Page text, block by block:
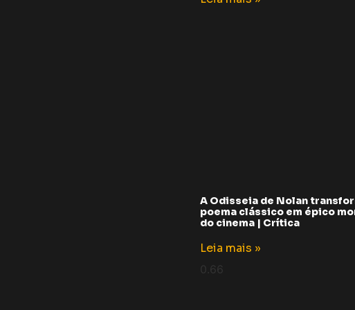
A Odisseia de Nolan
poema clássico em épico
do cinema | Crítica
Leia mais »